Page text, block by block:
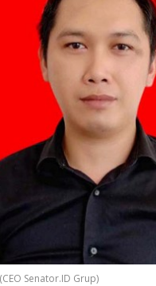
Senator.ID Grup)